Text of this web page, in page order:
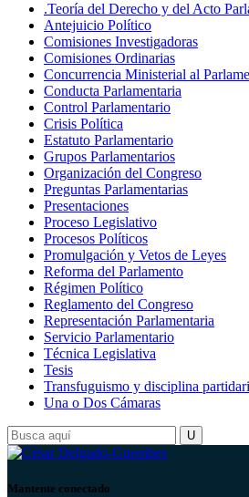
.Teoría del Derecho y del Acto
Antejuicio Político
Comisiones Investigadoras
Comisiones Ordinarias
Concurrencia Ministerial al
Conducta Parlamentaria
Control Parlamentario
Crisis Política
Estatuto Parlamentario
Grupos Parlamentarios
Organización del Congreso
Preguntas Parlamentarias
Presentaciones
Proceso Legislativo
Procesos Políticos
Promulgación y Vetos de Leyes
Reforma del Parlamento
Régimen Político
Reglamento del Congreso
Representación Parlamentaria
Servicio Parlamentario
Técnica Legislativa
Tesis
Transfuguismo y disciplina
Una o Dos Cámaras
Mantente conectado